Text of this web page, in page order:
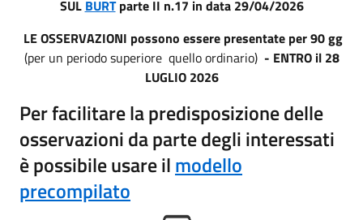
SUL BURT parte II n.17 in data 29/04/2026
LE OSSERVAZIONI possono essere presentate per 90 gg
(per un periodo superiore quello ordinario) - ENTRO il 28
LUGLIO 2026
Per facilitare la predisposizione delle
osservazioni da parte degli interessati
è possibile usare ilmodello
precompilato